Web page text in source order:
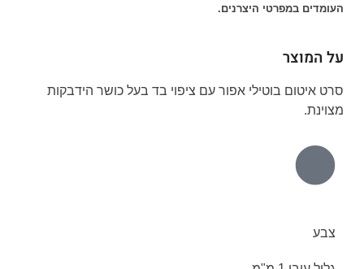
העומדים במפרטי היצרנים.
על המוצר
סרט איטום בוטילי אפור עם ציפוי בד בעל כושר הידבקות
מצוינת.
צבע